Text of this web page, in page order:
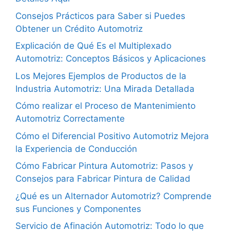
Consejos Prácticos para Saber si Puedes
Obtener un Crédito Automotriz
Explicación de Qué Es el Multiplexado
Automotriz: Conceptos Básicos y Aplicaciones
Los Mejores Ejemplos de Productos de la
Industria Automotriz: Una Mirada Detallada
Cómo realizar el Proceso de Mantenimiento
Automotriz Correctamente
Cómo el Diferencial Positivo Automotriz Mejora
la Experiencia de Conducción
Cómo Fabricar Pintura Automotriz: Pasos y
Consejos para Fabricar Pintura de Calidad
¿Qué es un Alternador Automotriz? Comprende
sus Funciones y Componentes
Servicio de Afinación Automotriz: Todo lo que